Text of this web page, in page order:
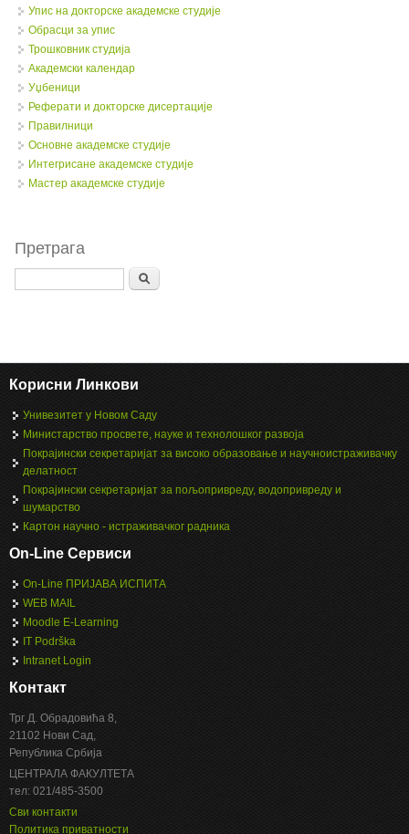
Упис на докторске академске студије
Обрасци за упис
Трошковник студија
Академски календар
Уџбеници
Реферати и докторске дисертације
Правилници
Oсновне академске студије
Интегрисане академске студије
Мастер академске студије
Претрага
Search
Корисни Линкови
Унивезитет у Новом Саду
Министарство просвете, науке и технолошког развоја
Покрајински секретаријат за високо образовање и научноистраживачку
делатност
Покрајински секретаријат за пољопривреду, водопривреду и
шумарство
Картон научно - истраживачког радника
On-Line Сервиси
On-Line ПРИЈАВА ИСПИТА
WEB MAIL
Moodle E-Learning
IT Podrška
Intranet Login
Контакт
Трг Д. Обрадовића 8,
21102 Нови Сад,
Република Србија
ЦЕНТРАЛА ФАКУЛТЕТА
тел: 021/485-3500
Сви контакти
Политика приватности